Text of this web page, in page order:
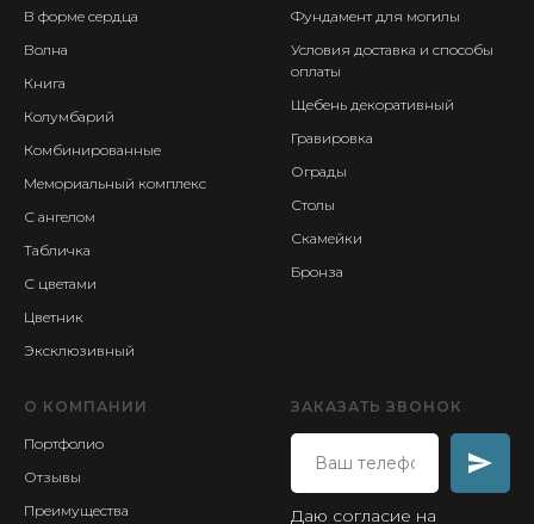
В форме сердца
Волна
Книга
Колумбарий
Комбинированные
Мемориальный комплекс
С ангелом
Табличка
С цветами
Цветник
Эксклюзивный
Фундамент для могилы
Условия доставка и способы
оплаты
Щебень декоративный
Гравировка
Ограды
Столы
Скамейки
Бронза
О КОМПАНИИ
Портфолио
Отзывы
Преимущества
ЗАКАЗАТЬ ЗВОНОК
Даю согласие на